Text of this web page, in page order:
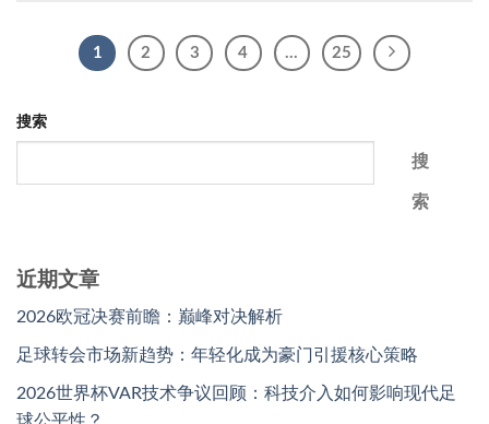
1 2 3 4 … 25
搜索
搜
索
近期文章
2026欧冠决赛前瞻：巅峰对决解析
足球转会市场新趋势：年轻化成为豪门引援核心策略
2026世界杯VAR技术争议回顾：科技介入如何影响现代足
球公平性？